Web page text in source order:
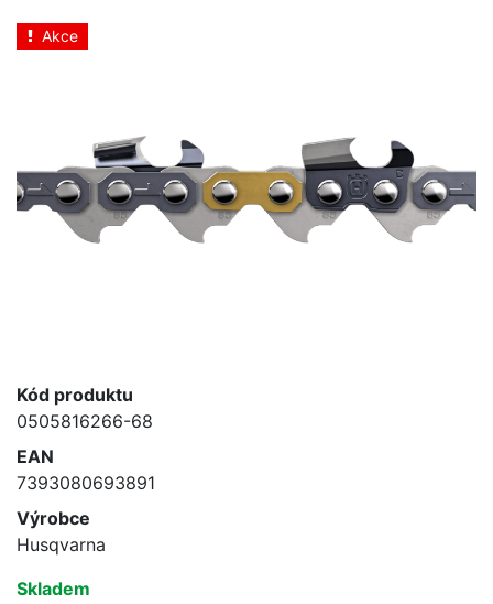
Akce
Kód produktu
0505816266-68
EAN
7393080693891
Výrobce
Husqvarna
Skladem